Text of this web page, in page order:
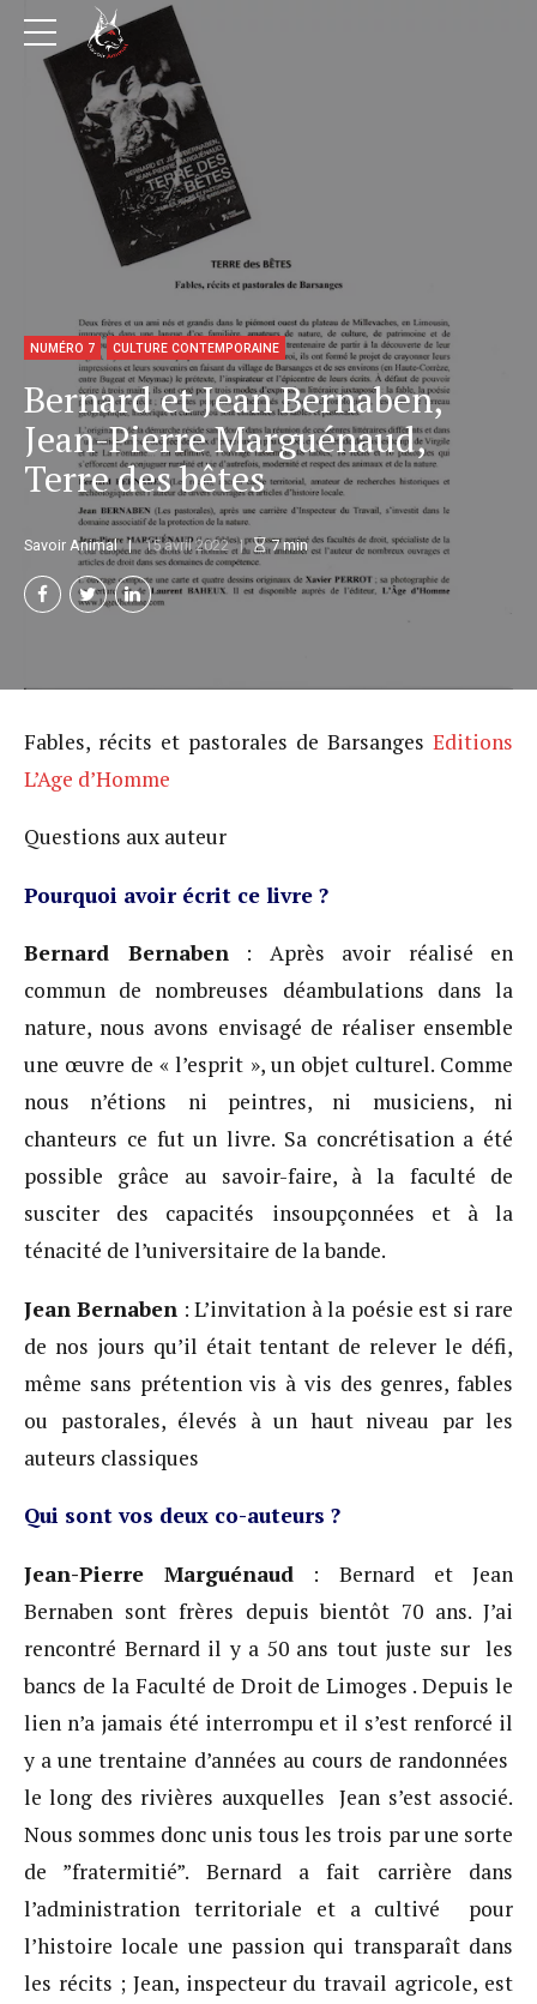
NUMÉRO 7 CULTURE CONTEMPORAINE
Bernard et Jean Bernaben,
Jean-Pierre Marguénaud,
Terre des bêtes
Savoir Animal 15 avril 2022 7min
Fables, récits et pastorales de Barsanges Editions
L’Age d’Homme
Questions aux auteur
Pourquoi avoir écrit ce livre ?
Bernard Bernaben: Après avoir réalisé en
commun de nombreuses déambulations dans la
nature, nous avons envisagé de réaliser ensemble
une œuvre de « l’esprit », un objet culturel. Comme
nous n’étions ni peintres, ni musiciens, ni
chanteurs ce fut un livre. Sa concrétisation a été
possible grâce au savoir-faire, à la faculté de
susciter des capacités insoupçonnées et à la
ténacité de l’universitaire de la bande.
Jean Bernaben : L’invitation à la poésie est si rare
de nos jours qu’il était tentant de relever le défi,
même sans prétention vis à vis des genres, fables
ou pastorales, élevés à un haut niveau par les
auteurs classiques
Qui sont vos deux co-auteurs ?
Jean-Pierre Marguénaud : Bernard et Jean
Bernaben sont frères depuis bientôt 70 ans. J’ai
rencontré Bernard il y a 50 ans tout juste sur les
bancs de la Faculté de Droit de Limoges . Depuis le
lien n’a jamais été interrompu et il s’est renforcé il
y a une trentaine d’années au cours de randonnées
le long des rivières auxquelles Jean s’est associé.
Nous sommes donc unis tous les trois par une sorte
de ”fratermitié”. Bernard a fait carrière dans
l’administration territoriale et a cultivé pour
l’histoire locale une passion qui transparaît dans
les récits ; Jean, inspecteur du travail agricole, est